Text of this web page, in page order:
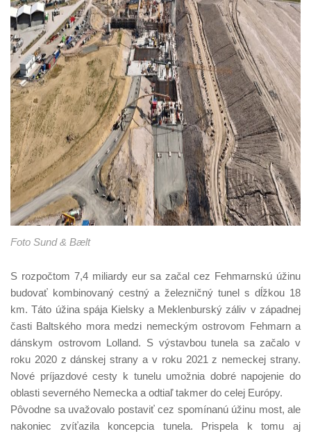
Foto Sund & Bælt
S rozpočtom 7,4 miliardy eur sa začal cez Fehmarnskú úžinu
budovať kombinovaný cestný a železničný tunel s dĺžkou 18
km. Táto úžina spája Kielsky a Meklenburský záliv v západnej
časti Baltského mora medzi nemeckým ostrovom Fehmarn a
dánskym ostrovom Lolland. S výstavbou tunela sa začalo v
roku 2020 z dánskej strany a v roku 2021 z nemeckej strany.
Nové príjazdové cesty k tunelu umožnia dobré napojenie do
oblasti severného Nemecka a odtiaľ takmer do celej Európy.
Pôvodne sa uvažovalo postaviť cez spomínanú úžinu most, ale
nakoniec zvíťazila koncepcia tunela. Prispela k tomu aj